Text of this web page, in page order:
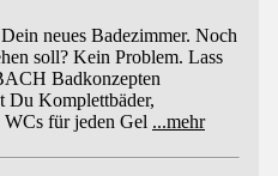
neues Badezimmer. Noch
soll? Kein Problem. Lass
Badkonzepten
Du Komplettbäder,
WCs für jeden Gel ...mehr